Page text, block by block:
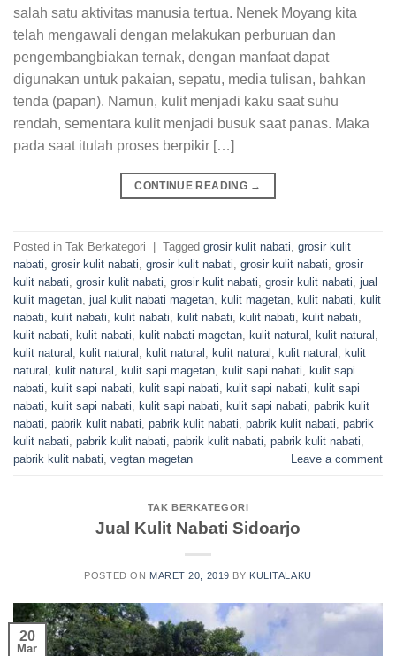
salah satu aktivitas manusia tertua. Nenek Moyang kita
telah mengawali dengan melakukan perburuan dan
pengembangbiakan ternak, dengan manfaat dapat
digunakan untuk pakaian, sepatu, media tulisan, bahkan
tenda (papan). Namun, kulit menjadi kaku saat suhu
rendah, sementara kulit menjadi busuk saat panas. Maka
pada saat itulah proses berpikir […]
CONTINUE READING →
Posted in Tak Berkategori | Tagged grosir kulit nabati grosir kulit
nabati grosir kulit nabati grosir kulit nabati grosir kulit nabati grosir
kulit nabati grosir kulit nabati grosir kulit nabati grosir kulit nabati jual
kulit magetan jual kulit nabati magetan kulit magetan kulit nabati kulit
nabati kulit nabati kulit nabati kulit nabati kulit nabati kulit nabati
kulit nabati kulit nabati kulit nabati magetan kulit natural kulit natural
kulit natural kulit natural kulit natural kulit natural kulit natural kulit
natural kulit natural kulit sapi magetan kulit sapi nabati kulit sapi
nabati kulit sapi nabati kulit sapi nabati kulit sapi nabati kulit sapi
nabati kulit sapi nabati kulit sapi nabati kulit sapi nabati pabrik kulit
nabati pabrik kulit nabati pabrik kulit nabati pabrik kulit nabati pabrik
kulit nabati pabrik kulit nabati pabrik kulit nabati pabrik kulit nabati
pabrik kulit nabati vegtan magetan Leave a comment
TAK BERKATEGORI
Jual Kulit Nabati Sidoarjo
POSTED ON MARET 20, 2019 BY KULITALAKU
20
Mar